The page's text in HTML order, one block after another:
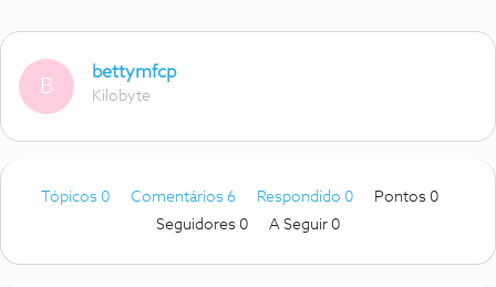
B
bettymfcp
Kilobyte
Tópicos 0 Comentários 6 Respondido 0
Pontos 0
Seguidores 0 A Seguir 0